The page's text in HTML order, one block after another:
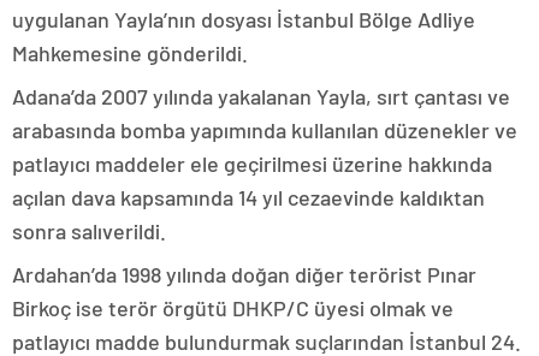
uygulanan Yayla’nın dosyası İstanbul Bölge Adliye
Mahkemesine gönderildi.
Adana’da 2007 yılında yakalanan Yayla, sırt çantası ve
arabasında bomba yapımında kullanılan düzenekler ve
patlayıcı maddeler ele geçirilmesi üzerine hakkında
açılan dava kapsamında 14 yıl cezaevinde kaldıktan
sonra salıverildi.
Ardahan’da 1998 yılında doğan diğer terörist Pınar
Birkoç ise terör örgütü DHKP/C üyesi olmak ve
patlayıcı madde bulundurmak suçlarından İstanbul 24.